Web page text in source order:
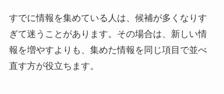
すでに情報を集めている人は、候補が多くなりす
ぎて迷うことがあります。その場合は、新しい情
報を増やすよりも、集めた情報を同じ項目で並べ
直す方が役立ちます。